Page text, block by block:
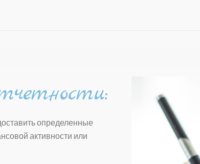
определенные
активности или